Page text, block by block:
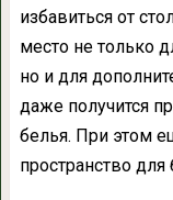
избавиться от
место не только
но и для
даже получится
белья. При этом
пространство